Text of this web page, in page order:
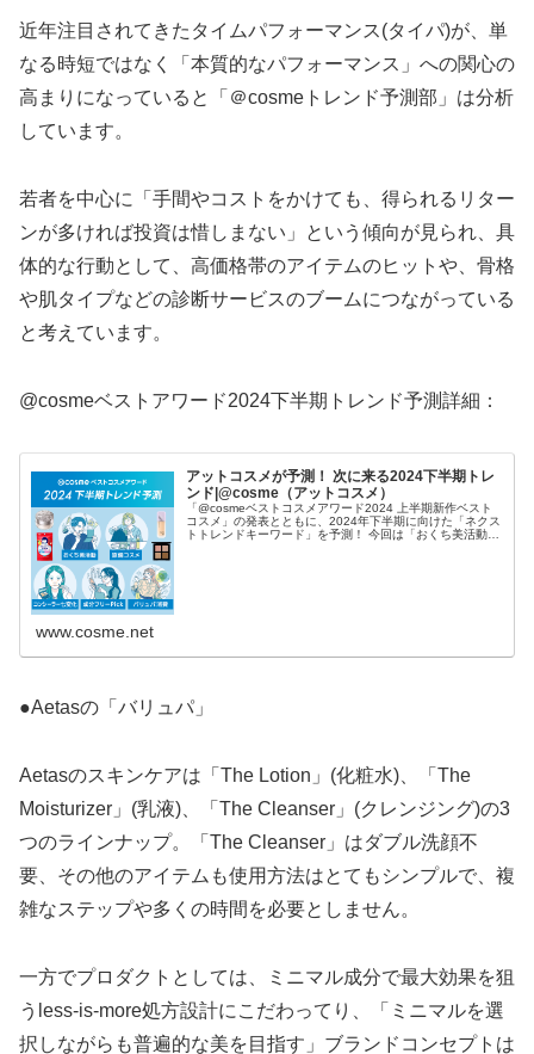
近年注目されてきたタイムパフォーマンス(タイパ)が、単
なる時短ではなく「本質的なパフォーマンス」への関心の
高まりになっていると「＠cosmeトレンド予測部」は分析
しています。
若者を中心に「手間やコストをかけても、得られるリター
ンが多ければ投資は惜しまない」という傾向が見られ、具
体的な行動として、高価格帯のアイテムのヒットや、骨格
や肌タイプなどの診断サービスのブームにつながっている
と考えています。
@cosmeベストアワード2024下半期トレンド予測詳細：
アットコスメが予測！ 次に来る2024下半期トレ
ンド|@cosme（アットコスメ）
「@cosmeベストコスメアワード2024 上半期新作ベスト
コスメ」の発表とともに、2024年下半期に向けた「ネクス
トトレンドキーワード」を予測！ 今回は「おくち美活動」
www.cosme.net
●Aetasの「バリュパ」
Aetasのスキンケアは「The Lotion」(化粧水)、「The
Moisturizer」(乳液)、「The Cleanser」(クレンジング)の3
つのラインナップ。「The Cleanser」はダブル洗顔不
要、その他のアイテムも使用方法はとてもシンプルで、複
雑なステップや多くの時間を必要としません。
一方でプロダクトとしては、ミニマル成分で最大効果を狙
うless-is-more処方設計にこだわってり、「ミニマルを選
択しながらも普遍的な美を目指す」ブランドコンセプトは